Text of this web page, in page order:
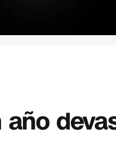
año